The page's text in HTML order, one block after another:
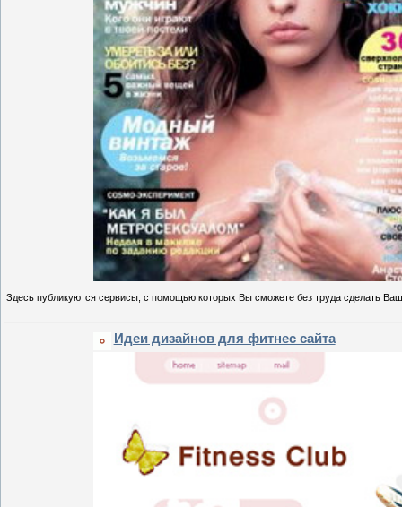
Здесь публикуются сервисы, с помощью которых Вы сможете без труда сделать
Идеи дизайнов для фитнес сайта